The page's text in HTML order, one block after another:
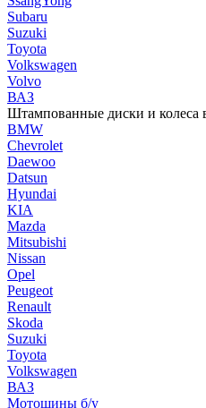
Subaru
Suzuki
Toyota
Volkswagen
Volvo
ВАЗ
Штампованные диски и колеса
BMW
Chevrolet
Daewoo
Datsun
Hyundai
KIA
Mazda
Mitsubishi
Nissan
Opel
Peugeot
Renault
Skoda
Suzuki
Toyota
Volkswagen
ВАЗ
Мотошины б/у